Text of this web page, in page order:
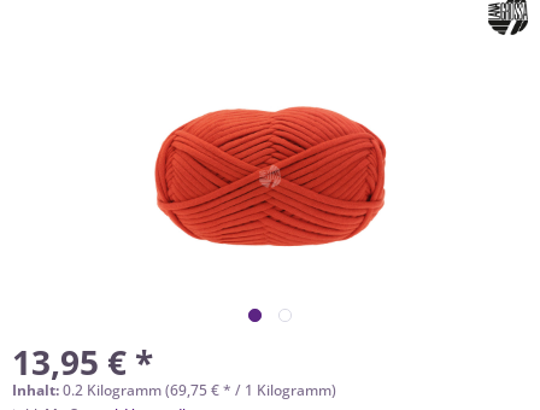
13,95 € *
Inhalt:0.2 Kilogramm (69,75 € * / 1 Kilogramm)